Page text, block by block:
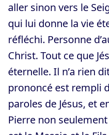
aller sinon vers le
qui lui donne la vie
réfléchi. Personne
Christ. Tout ce que
éternelle. Il n’a rien
prononcé est rempli
paroles de Jésus, et
Pierre non